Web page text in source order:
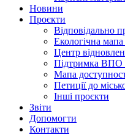
Новини
Проєкти
Відповідально
Екологічна
Центр
Підтримка ВПО
Мапа
Петиції до
Інші проєкти
Звіти
Допомогти
Контакти